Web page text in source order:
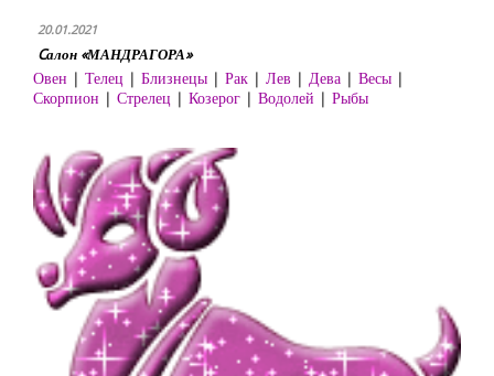
20.01.2021
Cалон «МАНДРАГОРА»
Овен | Телец | Близнецы | Рак | Лев | Дева | Весы |
Скорпион | Стрелец | Козерог | Водолей | Рыбы